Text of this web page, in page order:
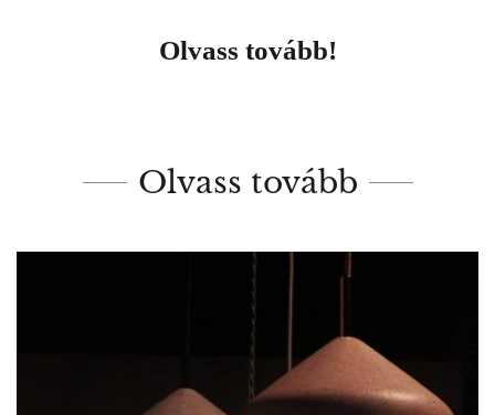
Olvass tovább!
Olvass tovább